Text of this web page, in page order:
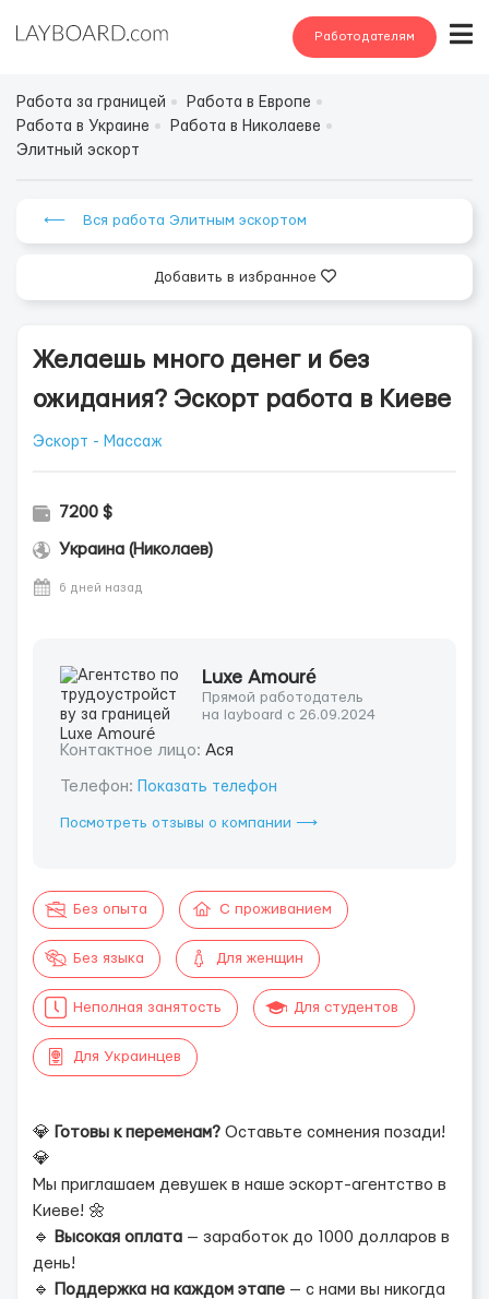
Работодателям
Работа за границей
Работа в Европе
Работа в Украине
Работа в Николаеве
Элитный эскорт
⟵ Вся работа Элитным эскортом
Добавить в избранное
Желаешь много денег и без
ожидания? Эскорт работа в Киеве
Эскорт - Массаж
7200 $
Украина (Николаев)
6 дней назад
Luxe Amouré
Прямой работодатель
на layboard с 26.09.2024
Контактное лицо: Ася
Телефон: Показать телефон
Посмотреть отзывы о компании ⟶
Без опыта С проживанием
Без языка Для женщин
Неполная занятость Для студентов
Для Украинцев
💎 Готовы к переменам? Оставьте сомнения позади!
💎
Мы приглашаем девушек в наше эскорт-агентство в
Киеве! 🌼
🔹
Высокая оплата — заработок до 1000 долларов в
день!
🔹
Поддержка на каждом этапе — с нами вы никогда